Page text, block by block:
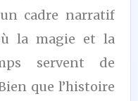
cadre narratif
la magie et la
servent de
que l’histoire